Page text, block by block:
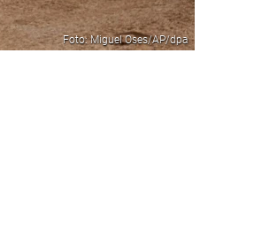
Foto: Miguel Oses/AP/dpa